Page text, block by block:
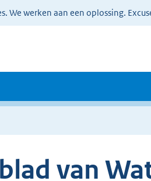
werken aan een oplossing.
van